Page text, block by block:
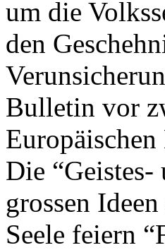
um die
den
Bulletin vor
Die “Geistes-
grossen
Seele feiern